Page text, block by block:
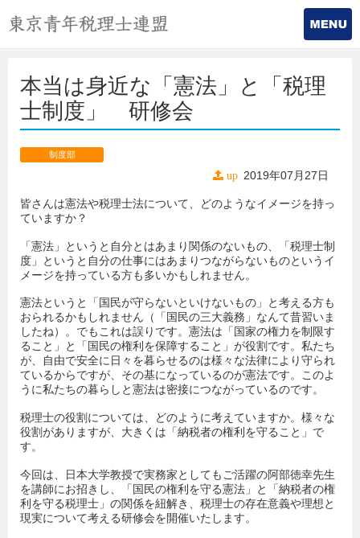
本当は身近な「憲法」と「税理
士制度」 研修会
制度部
up 2019年07月27日
皆さんは憲法や税理士法について、どのようなイメージを持っ
ていますか？
「憲法」というと自分とはあまり関係のないもの、「税理士制
度」というと自分の仕事にはあまりつながらないものというイ
メージを持っている方も多いかもしれません。
憲法というと「国民が守らないといけないもの」と考える方も
おられるかもしれません（「国民の三大義務」なんて昔習いま
したね）。でもこれは誤りです。憲法は「国家の権力を制限す
ること」と「国民の権利を保障すること」が役割です。私たち
が、自由で安全に日々を暮らせるのは様々な法律により守られ
ているからですが、その基になっているのが憲法です。このよ
うに私たちの暮らしと憲法は密接につながっているのです。
税理士の役割については、どのように考えていますか。様々な
役割がありますが、大きくは「納税者の権利を守ること」で
す。
今回は、日本大学教授で実務家としてもご活躍の阿部徳幸先生
を講師にお招きし、「国民の権利を守る憲法」と「納税者の権
利を守る税理士」の関係を紐解き、税理士の存在意義や理想と
現実について考える研修会を開催いたします。